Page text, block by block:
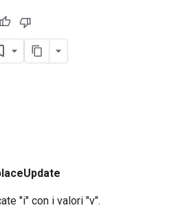
"i" con i valori "v".